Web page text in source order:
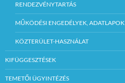
RENDEZVÉNYTARTÁS
MŰKÖDÉSI ENGEDÉLYEK, ADATLAPOK
KÖZTERÜLET-HASZNÁLAT
KIFÜGGESZTÉSEK
TEMETŐI ÜGYINTÉZÉS